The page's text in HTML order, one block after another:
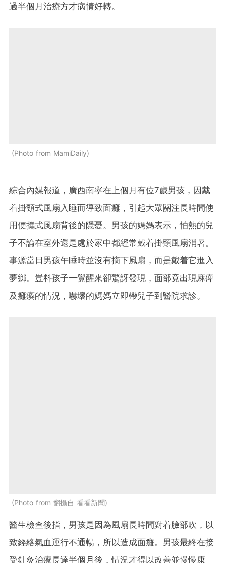
過半個月治療方才病情好轉。
Photo from MamiDaily
綜合內媒報道，廣西南寧在上個月有位7歲男孩，因戴
着掛頸式風扇入睡而導致面癱，引起大眾關注長時間使
用便攜式風扇背後的隱憂。男孩的媽媽表示，怕熱的兒
子不論在室外還是處於家中都經常戴着掛頸風扇消暑。
事源當日男孩午睡時並沒有摘下風扇，而是戴着它進入
夢鄉。豈料孩子一覺醒來卻驚訝發現，面部竟出現麻痺
及癱瘓的情況，嚇壞的媽媽立即帶兒子到醫院求診。
Photo from 翻攝自 看看新聞
醫生檢查後指，男孩是因為風扇長時間對着臉部吹，以
致經絡氣血運行不通暢，所以造成面癱。男孩最終在接
受針灸治療長達半個月後，情況才得以改善並慢慢康